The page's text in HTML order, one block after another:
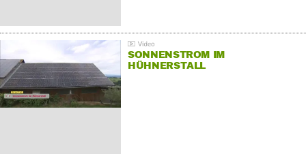
SONNENSTROM IM
HÜHNERSTALL